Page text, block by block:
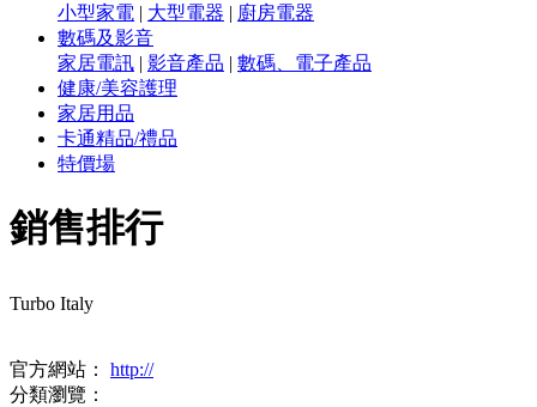
小型家電 | 大型電器 | 廚房電器
數碼及影音
家居電訊 | 影音產品 | 數碼、電子產品
健康/美容護理
家居用品
卡通精品/禮品
特價場
銷售排行
Turbo Italy
官方網站： http://
分類瀏覽：